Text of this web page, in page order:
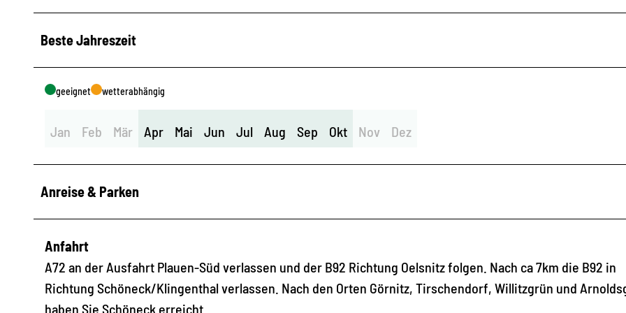
Beste Jahreszeit
geeignet wetterabhängig
Jan Feb Mär Apr Mai Jun Jul Aug Sep Okt Nov Dez
Anreise & Parken
Anfahrt
A72 an der Ausfahrt Plauen-Süd verlassen und der B92 Richtung Oelsnitz folgen. Nach ca 7km die B92 in
Richtung Schöneck/Klingenthal verlassen. Nach den Orten Görnitz, Tirschendorf, Willitzgrün und
haben Sie Schöneck erreicht.